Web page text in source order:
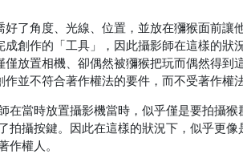
了角度、光線、位置，並放在獼猴面前讓
創作的「工具」，因此攝影師在這樣的狀
放置相機、卻偶然被獼猴把玩而偶然得到
並不符合著作權法的要件，而不受著作權法
在當時放置攝影機當時，似乎僅是要拍攝
拍攝按鍵。因此在這樣的狀況下，似乎更
作權人。